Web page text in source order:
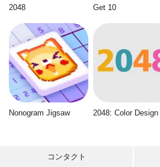
2048 Get 10
Nonogram Jigsaw 2048: Color Design
コンタクト